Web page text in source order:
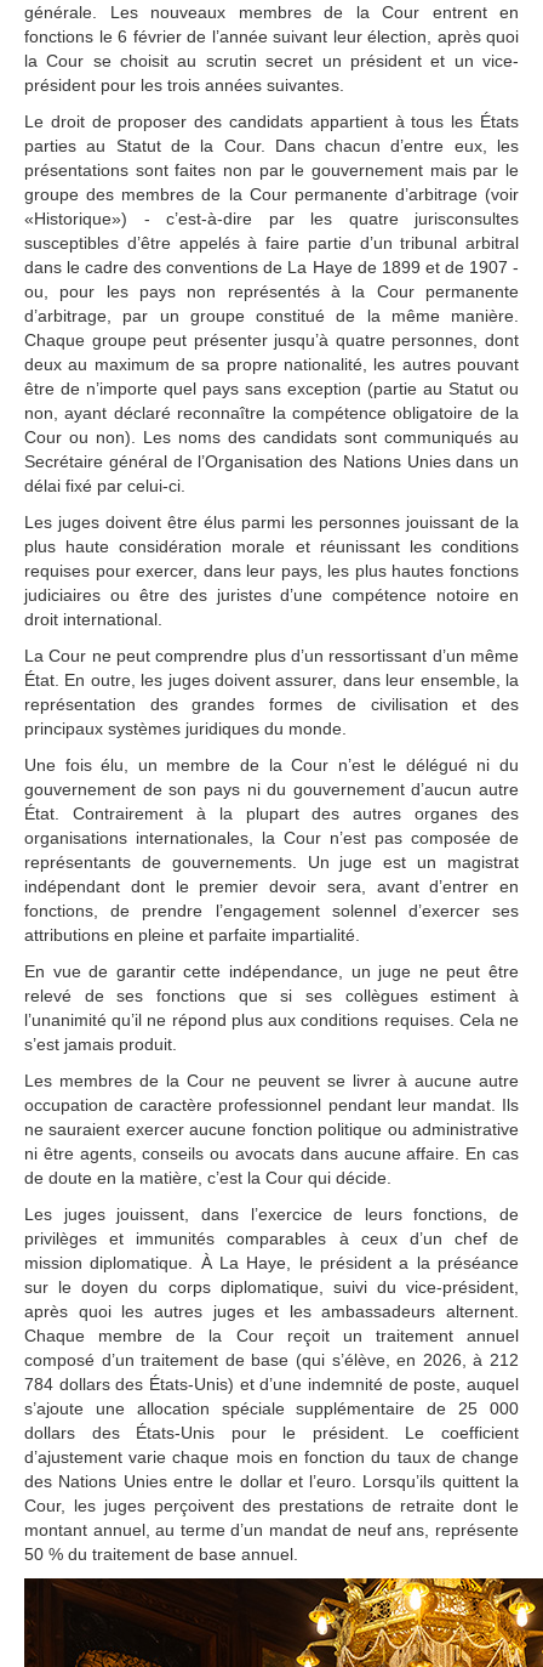
générale. Les nouveaux membres de la Cour entrent en
fonctions le 6 février de l’année suivant leur élection, après quoi
la Cour se choisit au scrutin secret un président et un vice-
président pour les trois années suivantes.
Le droit de proposer des candidats appartient à tous les États
parties au Statut de la Cour. Dans chacun d’entre eux, les
présentations sont faites non par le gouvernement mais par le
groupe des membres de la Cour permanente d’arbitrage (voir
«Historique») - c’est-à-dire par les quatre jurisconsultes
susceptibles d’être appelés à faire partie d’un tribunal arbitral
dans le cadre des conventions de La Haye de 1899 et de 1907 -
ou, pour les pays non représentés à la Cour permanente
d’arbitrage, par un groupe constitué de la même manière.
Chaque groupe peut présenter jusqu’à quatre personnes, dont
deux au maximum de sa propre nationalité, les autres pouvant
être de n’importe quel pays sans exception (partie au Statut ou
non, ayant déclaré reconnaître la compétence obligatoire de la
Cour ou non). Les noms des candidats sont communiqués au
Secrétaire général de l’Organisation des Nations Unies dans un
délai fixé par celui‑ci.
Les juges doivent être élus parmi les personnes jouissant de la
plus haute considération morale et réunissant les conditions
requises pour exercer, dans leur pays, les plus hautes fonctions
judiciaires ou être des juristes d’une compétence notoire en
droit international.
La Cour ne peut comprendre plus d’un ressortissant d’un même
État. En outre, les juges doivent assurer, dans leur ensemble, la
représentation des grandes formes de civilisation et des
principaux systèmes juridiques du monde.
Une fois élu, un membre de la Cour n’est le délégué ni du
gouvernement de son pays ni du gouvernement d’aucun autre
État. Contrairement à la plupart des autres organes des
organisations internationales, la Cour n’est pas composée de
représentants de gouvernements. Un juge est un magistrat
indépendant dont le premier devoir sera, avant d’entrer en
fonctions, de prendre l’engagement solennel d’exercer ses
attributions en pleine et parfaite impartialité.
En vue de garantir cette indépendance, un juge ne peut être
relevé de ses fonctions que si ses collègues estiment à
l’unanimité qu’il ne répond plus aux conditions requises. Cela ne
s’est jamais produit.
Les membres de la Cour ne peuvent se livrer à aucune autre
occupation de caractère professionnel pendant leur mandat. Ils
ne sauraient exercer aucune fonction politique ou administrative
ni être agents, conseils ou avocats dans aucune affaire. En cas
de doute en la matière, c’est la Cour qui décide.
Les juges jouissent, dans l’exercice de leurs fonctions, de
privilèges et immunités comparables à ceux d’un chef de
mission diplomatique. À La Haye, le président a la préséance
sur le doyen du corps diplomatique, suivi du vice-président,
après quoi les autres juges et les ambassadeurs alternent.
Chaque membre de la Cour reçoit un traitement annuel
composé d’un traitement de base (qui s’élève, en 2026, à 212
784 dollars des États-Unis) et d’une indemnité de poste, auquel
s’ajoute une allocation spéciale supplémentaire de 25 000
dollars des États-Unis pour le président. Le coefficient
d’ajustement varie chaque mois en fonction du taux de change
des Nations Unies entre le dollar et l’euro. Lorsqu’ils quittent la
Cour, les juges perçoivent des prestations de retraite dont le
montant annuel, au terme d’un mandat de neuf ans, représente
50 % du traitement de base annuel.
Emploi
Programme relatif aux
Anciens
fellows
Questions fréquemment
posées
Stages
La section des achats
AFFAIRES
Liste des affaires
Affaires pendantes
Affaires contentieuses
Affaires contentieuses
classées par Etat
classées par procédures
incidentes
Procédures consultatives
Arrêts, avis
consultatifs et
ordonnances
DOCUMENTS DE BASE
Charte des Nations
Unies
Statut de la Cour
Règlement de la Cour
Instructions de
procédure
Autres textes
COMPÉTENCE
Compétence en
matière contentieuse
Etats admis à ester devant
la Cour
Etats non membres de
l'Organisation des Nations
Etats non parties au Statut
mais pouvant être admis à
ester devant la Cour
Fondements de la
compétence de la Cour
Déclarations d'acceptation
de la juridiction obligatoire
Traités
Compétence en
matière consultative
Organes et institutions
autorisés à demander un
avis consultatif
ESPACE PRESSE
Communiqués de
presse